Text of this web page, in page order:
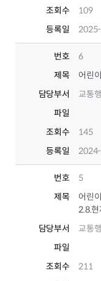
조회수
109
등록일
번호
6
제목
어린
담당부서
교통
파일
조회수
145
등록일
번호
5
제목
어린
2.8.현
담당부서
교통
파일
조회수
211